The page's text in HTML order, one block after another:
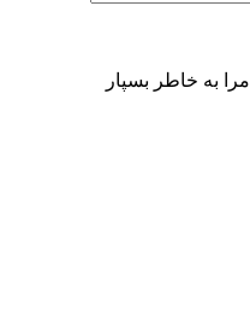
مرا به خاطر بسپار